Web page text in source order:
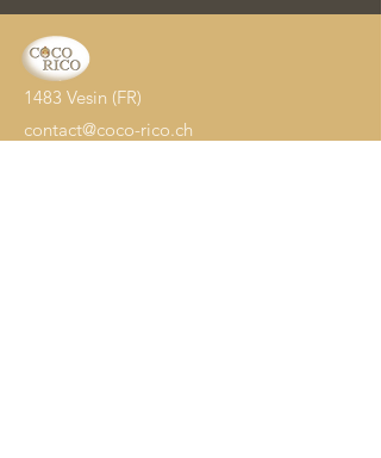
1483 Vesin (FR)
contact@coco-rico.ch